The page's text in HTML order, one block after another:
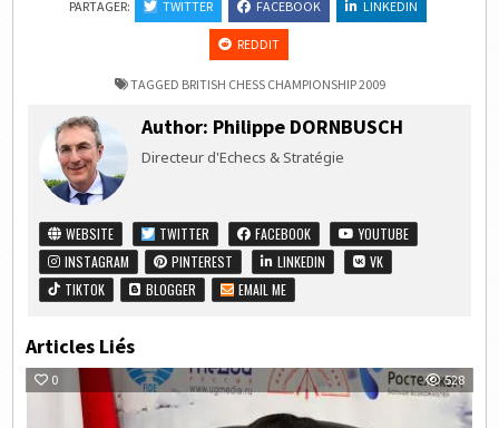
PARTAGER: TWITTER FACEBOOK LINKEDIN
REDDIT
TAGGED BRITISH CHESS CHAMPIONSHIP 2009
Author: Philippe DORNBUSCH
Directeur d'Echecs & Stratégie
WEBSITE TWITTER FACEBOOK
YOUTUBE
INSTAGRAM
PINTEREST LINKEDIN
VK
TIKTOK
BLOGGER EMAIL ME
Articles Liés
0 528